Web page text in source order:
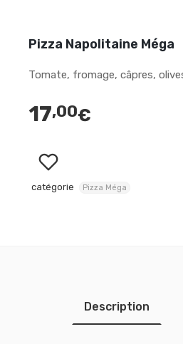
Pizza Napolitaine Méga
Tomate, fromage, câpres,
17,00€
catégorie Pizza Méga
Description